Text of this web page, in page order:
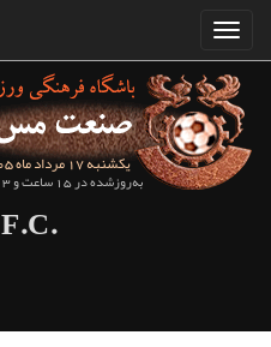
یکشنبه 17 مرداد ماه 1405
به‌روزشده در 15 ساعت و 13 دقیقه قبل
F.C.